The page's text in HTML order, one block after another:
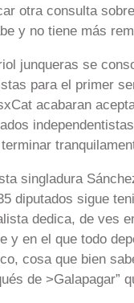
otra consulta
y no tiene más
junqueras se
para el primer
acabaran
singladura
diputados sigue
dedica, de ves
y en el que todo
cosa que bien
de >Galapagar”